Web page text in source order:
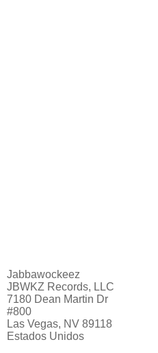
Jabbawockeez
JBWKZ Records, LLC
7180 Dean Martin Dr
#800
Las Vegas, NV 89118
Estados Unidos